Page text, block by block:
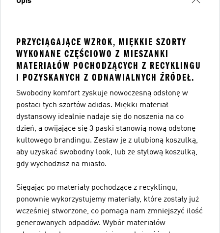
PRZYCIĄGAJĄCE WZROK, MIĘKKIE SZORTY
WYKONANE CZĘŚCIOWO Z MIESZANKI
MATERIAŁÓW POCHODZĄCYCH Z RECYKLINGU
I POZYSKANYCH Z ODNAWIALNYCH ŹRÓDEŁ.
Swobodny komfort zyskuje nowoczesną odsłonę w
postaci tych szortów adidas. Miękki materiał
dystansowy idealnie nadaje się do noszenia na co
dzień, a owijające się 3 paski stanowią nową odsłonę
kultowego brandingu. Zestaw je z ulubioną koszulką,
aby uzyskać swobodny look, lub ze stylową koszulką,
gdy wychodzisz na miasto.
Sięgając po materiały pochodzące z recyklingu,
ponownie wykorzystujemy materiały, które zostały już
wcześniej stworzone, co pomaga nam zmniejszyć ilość
generowanych odpadów. Wybór materiałów